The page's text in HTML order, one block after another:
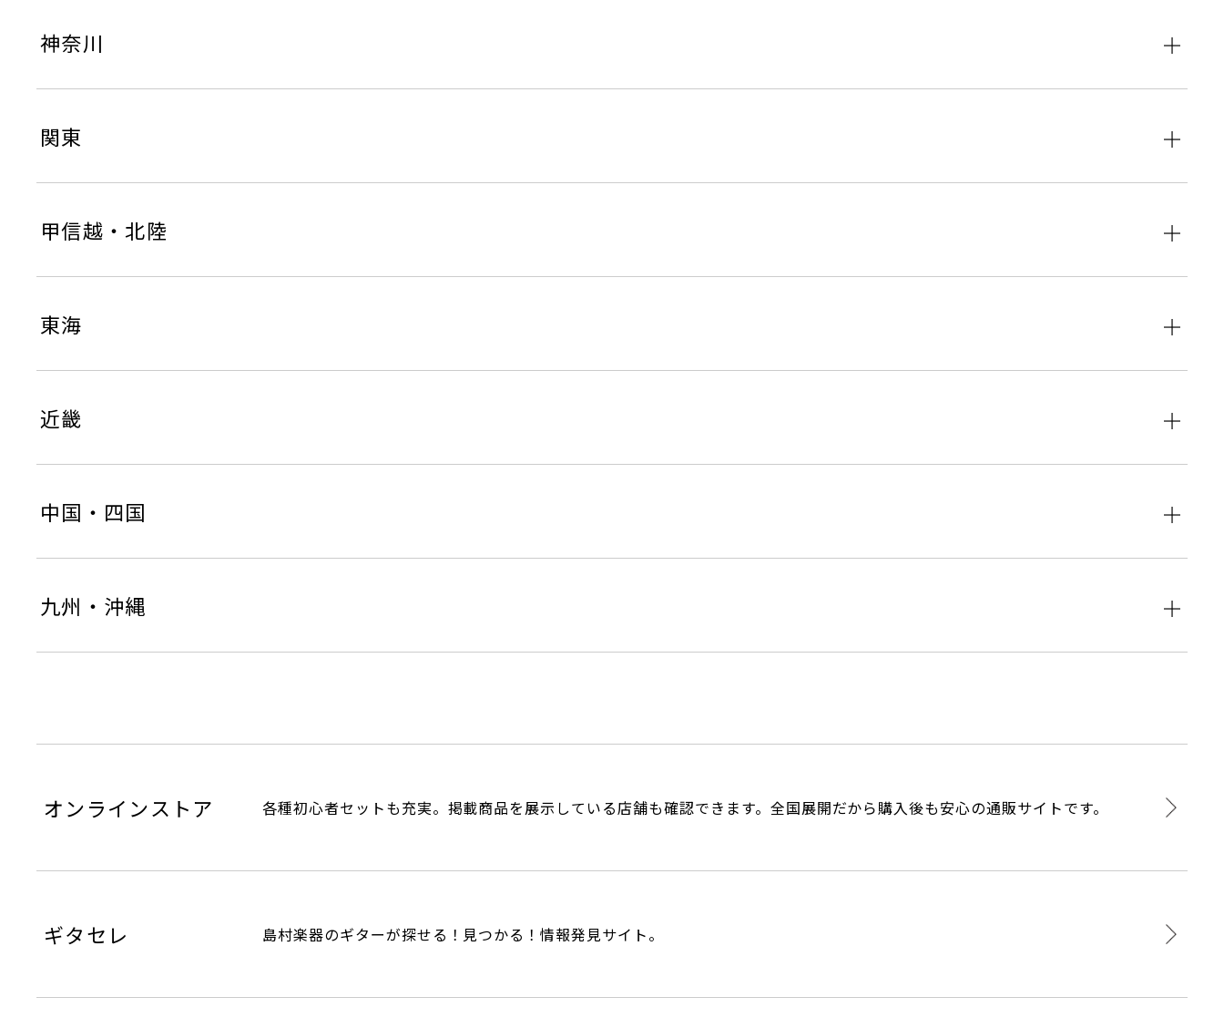
神奈川
関東
甲信越・北陸
東海
近畿
中国・四国
九州・沖縄
オンラインストア 各種初心者セットも充実。掲載商品を展示している店舗も確認できます。全国展開だから購入後も安心の通販サイトです。
ギタセレ 島村楽器のギターが探せる！見つかる！情報発見サイト。